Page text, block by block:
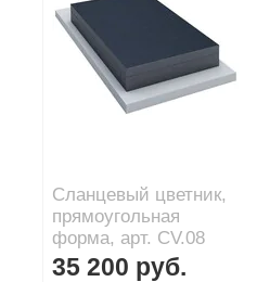
Сланцевый цветник,
прямоугольная
форма, арт. CV.08
35 200 руб.